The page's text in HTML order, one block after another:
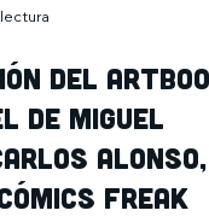
del
de Miguel
Alonso,